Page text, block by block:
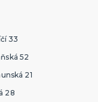
33
52
21
28